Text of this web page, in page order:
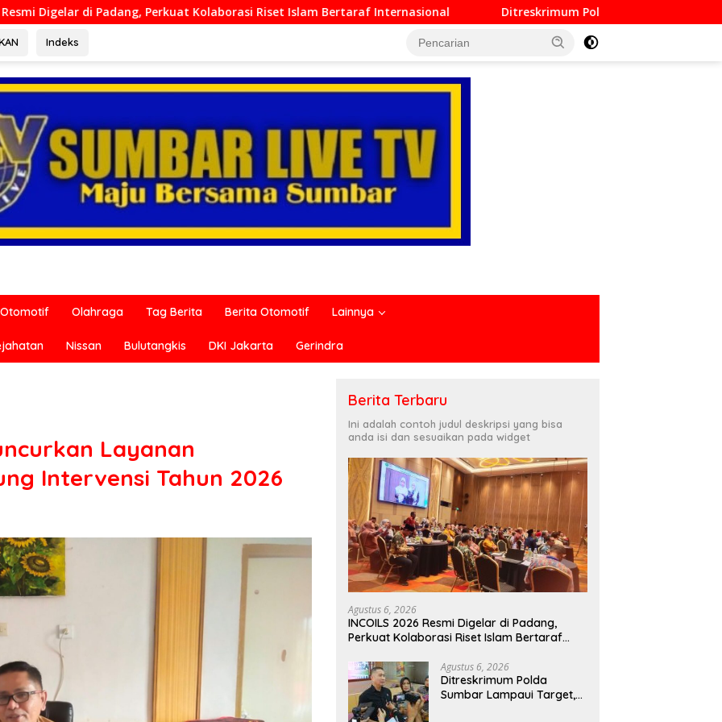
Kolaborasi Riset Islam Bertaraf Internasional Ditreskrimum Polda Sumbar Lampaui Target, Operasi Pekat dan
Indeks
Otomotif Olahraga Tag Berita Berita Otomotif Lainnya
Nissan Bulutangkis DKI Jakarta Gerindra
Layanan
Intervensi Tahun 2026
Berita Terbaru
Ini adalah contoh judul deskripsi yang bisa
anda isi dan sesuaikan pada widget
Agustus 6, 2026
INCOILS 2026 Resmi Digelar di Padang,
Perkuat Kolaborasi Riset Islam Bertaraf
Agustus 6, 2026
Ditreskrimum Polda
Sumbar Lampaui Target,